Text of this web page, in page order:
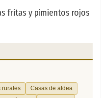
fritas y pimientos rojos